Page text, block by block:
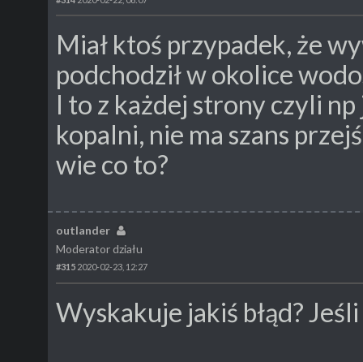
Miał ktoś przypadek, że
podchodził w okolice
I to z każdej strony czyli
kopalni, nie ma szans
wie co to?
outlander
Moderator działu
#315 2020-02-23, 12:27
Wyskakuje jakiś błąd?